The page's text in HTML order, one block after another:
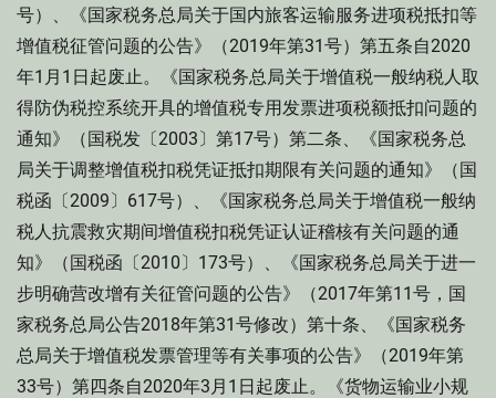
号）、《国家税务总局关于国内旅客运输服务进项税抵扣等
增值税征管问题的公告》（2019年第31号）第五条自2020
年1月1日起废止。《国家税务总局关于增值税一般纳税人取
得防伪税控系统开具的增值税专用发票进项税额抵扣问题的
通知》（国税发〔2003〕第17号）第二条、《国家税务总
局关于调整增值税扣税凭证抵扣期限有关问题的通知》（国
税函〔2009〕617号）、《国家税务总局关于增值税一般纳
税人抗震救灾期间增值税扣税凭证认证稽核有关问题的通
知》（国税函〔2010〕173号）、《国家税务总局关于进一
步明确营改增有关征管问题的公告》（2017年第11号，国
家税务总局公告2018年第31号修改）第十条、《国家税务
总局关于增值税发票管理等有关事项的公告》（2019年第
33号）第四条自2020年3月1日起废止。《货物运输业小规